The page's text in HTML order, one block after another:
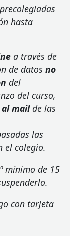
hasta
a través de
de datos no
del
del curso,
al mailde las
las
el colegio.
mínimo de 15
con tarjeta